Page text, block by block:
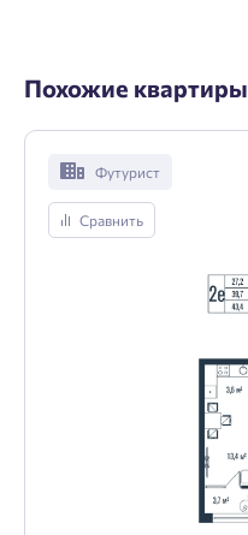
Похожие квартиры
Футурист
Сравнить